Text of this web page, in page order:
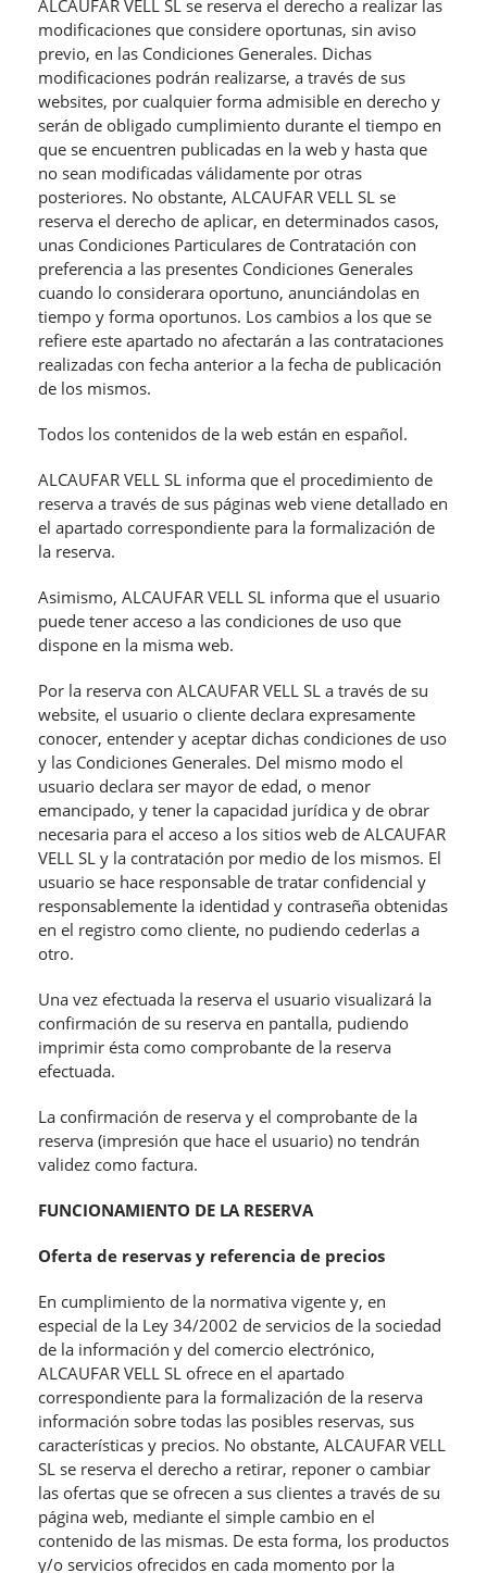
ALCAUFAR VELL SL se reserva el derecho a realizar las
modificaciones que considere oportunas, sin aviso
previo, en las Condiciones Generales. Dichas
modificaciones podrán realizarse, a través de sus
websites, por cualquier forma admisible en derecho y
serán de obligado cumplimiento durante el tiempo en
que se encuentren publicadas en la web y hasta que
no sean modificadas válidamente por otras
posteriores. No obstante, ALCAUFAR VELL SL se
reserva el derecho de aplicar, en determinados casos,
unas Condiciones Particulares de Contratación con
preferencia a las presentes Condiciones Generales
cuando lo considerara oportuno, anunciándolas en
tiempo y forma oportunos. Los cambios a los que se
refiere este apartado no afectarán a las contrataciones
realizadas con fecha anterior a la fecha de publicación
de los mismos.
Todos los contenidos de la web están en español.
ALCAUFAR VELL SL informa que el procedimiento de
reserva a través de sus páginas web viene detallado en
el apartado correspondiente para la formalización de
la reserva.
Asimismo, ALCAUFAR VELL SL informa que el usuario
puede tener acceso a las condiciones de uso que
dispone en la misma web.
Por la reserva con ALCAUFAR VELL SL a través de su
website, el usuario o cliente declara expresamente
conocer, entender y aceptar dichas condiciones de uso
y las Condiciones Generales. Del mismo modo el
usuario declara ser mayor de edad, o menor
emancipado, y tener la capacidad jurídica y de obrar
necesaria para el acceso a los sitios web de ALCAUFAR
VELL SL y la contratación por medio de los mismos. El
usuario se hace responsable de tratar confidencial y
responsablemente la identidad y contraseña obtenidas
en el registro como cliente, no pudiendo cederlas a
otro.
Una vez efectuada la reserva el usuario visualizará la
confirmación de su reserva en pantalla, pudiendo
imprimir ésta como comprobante de la reserva
efectuada.
La confirmación de reserva y el comprobante de la
reserva (impresión que hace el usuario) no tendrán
validez como factura.
FUNCIONAMIENTO DE LA RESERVA
Oferta de reservas y referencia de precios
En cumplimiento de la normativa vigente y, en
especial de la Ley 34/2002 de servicios de la sociedad
de la información y del comercio electrónico,
ALCAUFAR VELL SL ofrece en el apartado
correspondiente para la formalización de la reserva
información sobre todas las posibles reservas, sus
características y precios. No obstante, ALCAUFAR VELL
SL se reserva el derecho a retirar, reponer o cambiar
las ofertas que se ofrecen a sus clientes a través de su
página web, mediante el simple cambio en el
contenido de las mismas. De esta forma, los productos
y/o servicios ofrecidos en cada momento por la